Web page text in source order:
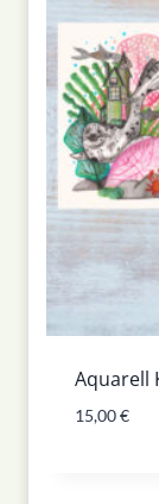
Aquarell
15,00€